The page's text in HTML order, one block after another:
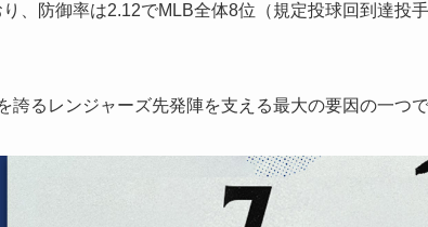
、防御率は2.12でMLB全体8位（規定投球回到達投
るレンジャーズ先発陣を支える最大の要因の一つで